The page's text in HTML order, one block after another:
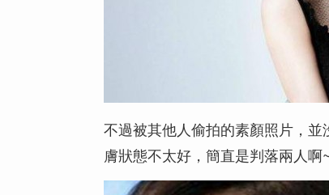
不過被其他人偷拍的素顏照片，
膚狀態不太好，簡直是判落兩人啊~